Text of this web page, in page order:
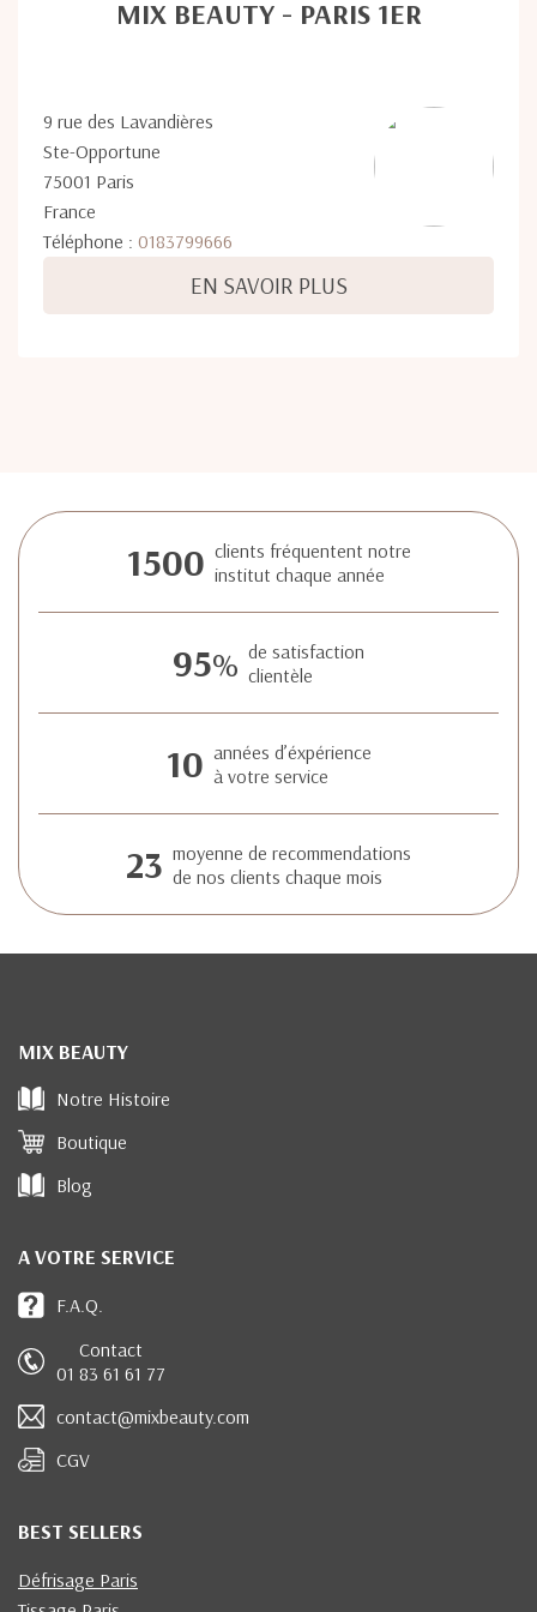
MIX BEAUTY - PARIS 1ER
9 rue des Lavandières
Ste-Opportune
75001 Paris
France
Téléphone : 0183799666
EN SAVOIR PLUS
1500 clients fréquentent notre
institut chaque année
95% de satisfaction
clientèle
10 années d’éxpérience
à votre service
23 moyenne de recommendations
de nos clients chaque mois
MIX BEAUTY
Notre Histoire
Boutique
Blog
A VOTRE SERVICE
F.A.Q.
Contact
01 83 61 61 77
contact@mixbeauty.com
CGV
BEST SELLERS
Défrisage Paris